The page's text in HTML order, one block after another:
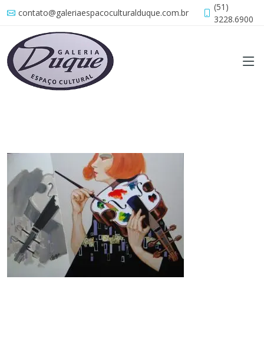
contato@galeriaespacoculturalduque.com.br
(51)
3228.6900